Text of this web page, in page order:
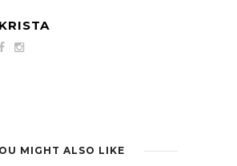
KRISTA
MIGHT ALSO LIKE